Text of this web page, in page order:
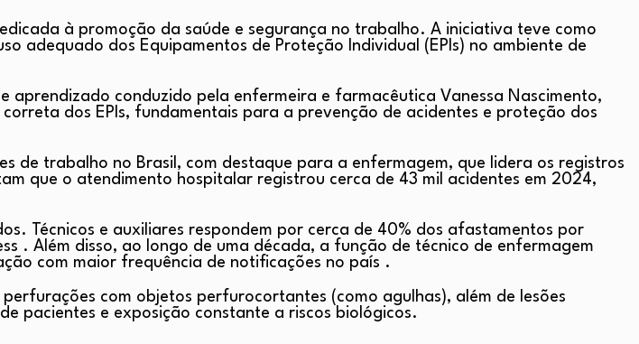
à promoção da saúde e segurança no trabalho. A iniciativa teve como
adequado dos Equipamentos de Proteção Individual (EPIs) no ambiente de
conduzido pela enfermeira e farmacêutica Vanessa Nascimento,
dos EPIs, fundamentais para a prevenção de acidentes e proteção dos
de trabalho no Brasil, com destaque para a enfermagem, que lidera os registros
que o atendimento hospitalar registrou cerca de 43 mil acidentes em 2024,
Técnicos e auxiliares respondem por cerca de 40% dos afastamentos por
. Além disso, ao longo de uma década, a função de técnico de enfermagem
com maior frequência de notificações no país .
com objetos perfurocortantes (como agulhas), além de lesões
pacientes e exposição constante a riscos biológicos.